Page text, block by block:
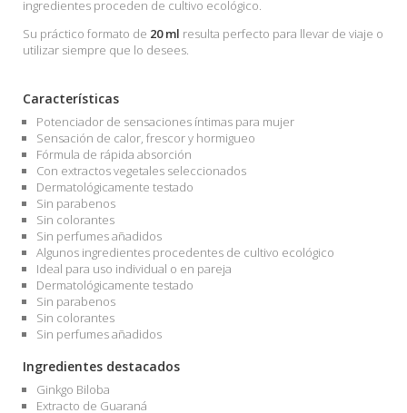
ingredientes proceden de cultivo ecológico.
Su práctico formato de 20 ml resulta perfecto para llevar de viaje o
utilizar siempre que lo desees.
Características
Potenciador de sensaciones íntimas para mujer
Sensación de calor, frescor y hormigueo
Fórmula de rápida absorción
Con extractos vegetales seleccionados
Dermatológicamente testado
Sin parabenos
Sin colorantes
Sin perfumes añadidos
Algunos ingredientes procedentes de cultivo ecológico
Ideal para uso individual o en pareja
Dermatológicamente testado
Sin parabenos
Sin colorantes
Sin perfumes añadidos
Ingredientes destacados
Ginkgo Biloba
Extracto de Guaraná